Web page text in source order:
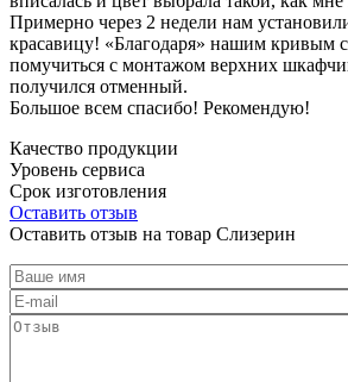
Примерно через 2 недели нам
красавицу! «Благодаря» нашим кривым
помучиться с монтажом верхних
получился отменный.
Большое всем спасибо! Рекомендую!
Качество продукции
Уровень сервиса
Срок изготовления
Оставить отзыв
Оставить отзыв на товар Слизерин